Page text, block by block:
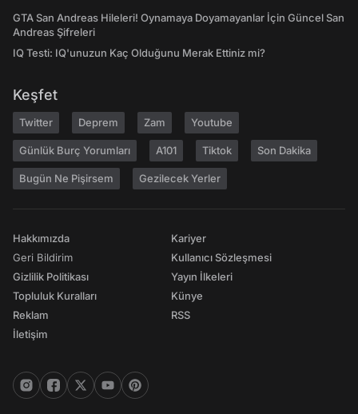
GTA San Andreas Hileleri! Oynamaya Doyamayanlar İçin Güncel San
Andreas Şifreleri
IQ Testi: IQ'unuzun Kaç Olduğunu Merak Ettiniz mi?
Keşfet
Twitter Deprem Zam Youtube
Günlük Burç Yorumları A101 Tiktok Son Dakika
Bugün Ne Pişirsem Gezilecek Yerler
Hakkımızda
Geri Bildirim
Gizlilik Politikası
Topluluk Kuralları
Reklam
İletişim
Kariyer
Kullanıcı Sözleşmesi
Yayın İlkeleri
Künye
RSS